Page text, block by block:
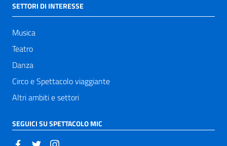
SETTORI DI INTERESSE
Musica
Teatro
Danza
Circo e Spettacolo viaggiante
Altri ambiti e settori
SEGUICI SU SPETTACOLO MIC